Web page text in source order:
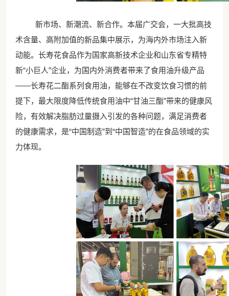
新市场、新潮流、新合作。本届广交会，一大批高技
术含量、高附加值的新品集中展示，为海内外市场注入新
动能。长寿花食品作为国家高新技术企业和山东省专精特
新“小巨人”企业，为国内外消费者带来了食用油升级产品
——长寿花二酯系列食用油，能够在不改变饮食习惯的前
提下，最大限度降低传统食用油中“甘油三酯”带来的健康风
险，有效解决脂肪过量摄入引发的各种问题，满足消费者
的健康需求，是“中国制造”到“中国智造”的在食品领域的实
力体现。